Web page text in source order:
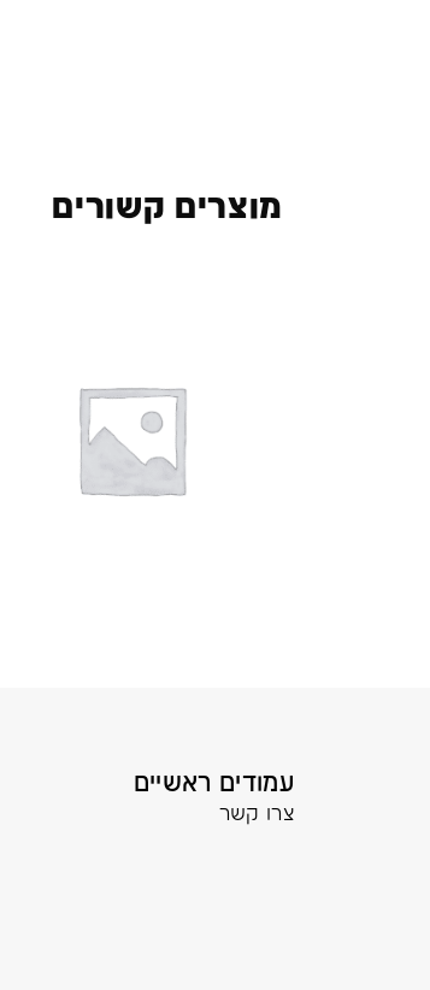
מוצרים קשורים
עמודים ראשיים
צרו קשר